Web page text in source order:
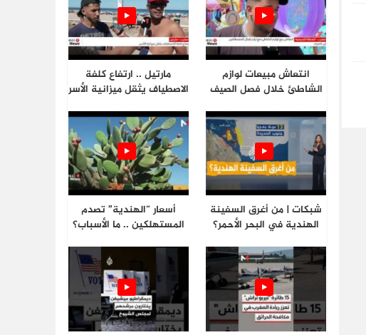
انتعاش مبيعات لوازم
الشاطئ خلال فصل الصيف
مارتيل .. ارتفاع كلفة
الاصطياف يثقل ميزانية الأسر
شبكات | من أغرق السفينة
الهندية في البحر الأحمر؟
أسعار “الهندية” تصدم
المستهلكين .. ما الأسباب؟